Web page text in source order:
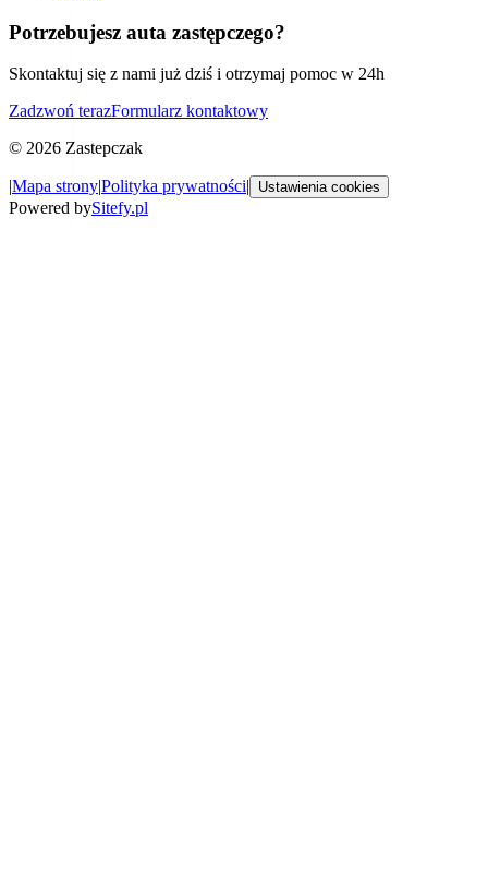
Potrzebujesz auta zastępczego?
Skontaktuj się z nami już dziś i otrzymaj pomoc w 24h
Zadzwoń terazFormularz kontaktowy
© 2026 Zastepczak
|Mapa strony|Polityka prywatności| Ustawienia cookies
Powered bySitefy.pl